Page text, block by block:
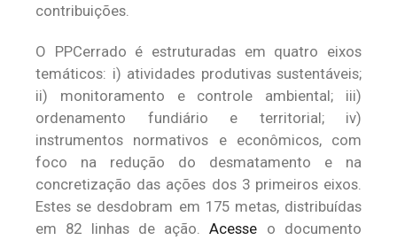
contribuições.
O PPCerrado é estruturadas em quatro eixos
temáticos: i) atividades produtivas sustentáveis;
ii) monitoramento e controle ambiental; iii)
ordenamento fundiário e territorial; iv)
instrumentos normativos e econômicos, com
foco na redução do desmatamento e na
concretização das ações dos 3 primeiros eixos.
Estes se desdobram em 175 metas, distribuídas
em 82 linhas de ação.Acesse o documento